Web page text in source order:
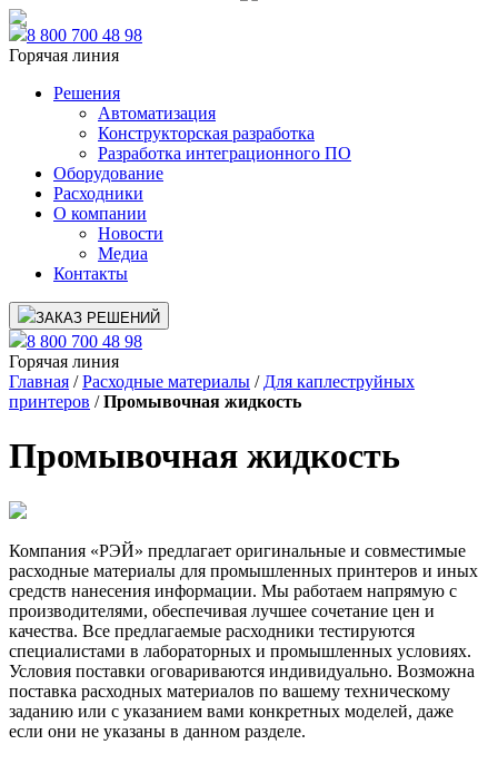
8 800 700 48 98
Горячая линия
Решения
Автоматизация
Конструкторская разработка
Разработка интеграционного ПО
Оборудование
Расходники
О компании
Новости
Медиа
Контакты
ЗАКАЗ РЕШЕНИЙ
8 800 700 48 98
Горячая линия
Главная /Расходные материалы / Для каплеструйных
принтеров /Промывочная жидкость
Промывочная жидкость
Компания «РЭЙ» предлагает оригинальные и совместимые
расходные материалы для промышленных принтеров и иных
средств нанесения информации. Мы работаем напрямую с
производителями, обеспечивая лучшее сочетание цен и
качества. Все предлагаемые расходники тестируются
специалистами в лабораторных и промышленных условиях.
Условия поставки оговариваются индивидуально. Возможна
поставка расходных материалов по вашему техническому
заданию или с указанием вами конкретных моделей, даже
если они не указаны в данном разделе.